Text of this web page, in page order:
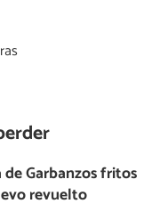
de Garbanzos fritos
revuelto